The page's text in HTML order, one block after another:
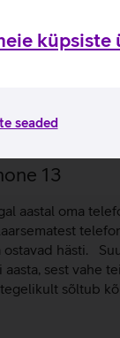
seaded
13
aastal oma
hästi.
sest vahe
sõltub